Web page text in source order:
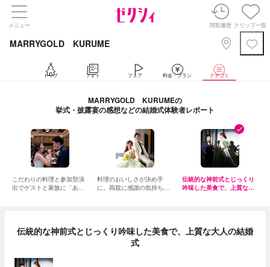
メニュー 閲覧履歴 クリップ一覧
MARRYGOLD KURUME
トップ フォト フェア 料金・プラン クチコミ
MARRYGOLD KURUMEの
挙式・披露宴の感想などの結婚式体験者レポート
こだわりの料理と参加型演
出でゲストと家族に「あり
料理のおいしさが決め手
に。両親に感謝の気持ちを
伝統的な神前式とじっくり
吟味した美食で、上質な大
伝統的な神前式とじっくり吟味した美食で、上質な大人の結婚
式